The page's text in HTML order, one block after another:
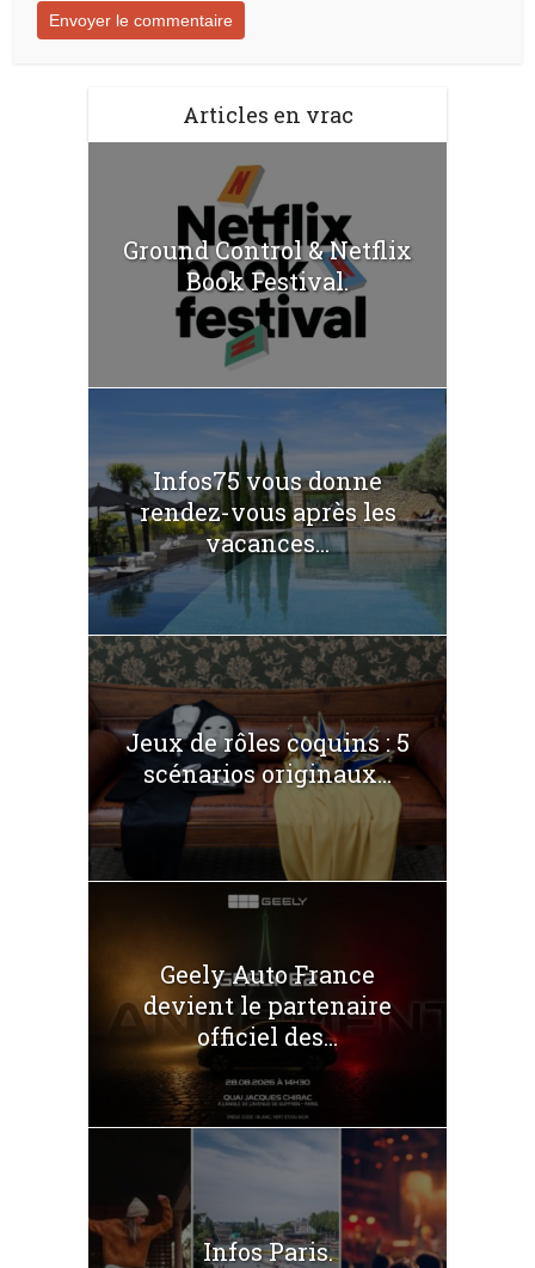
Articles en vrac
Ground Control & Netflix
Book Festival.
Infos75 vous donne
rendez-vous après les
vacances...
Jeux de rôles coquins : 5
scénarios originaux...
Geely Auto France
devient le partenaire
officiel des...
Infos Paris.